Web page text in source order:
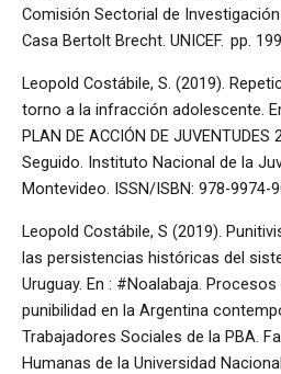
Comisión Sectorial de Investigación
Casa Bertolt Brecht. UNICEF. pp.
Leopold Costábile, S. (2019).
torno a la infracción adolescente.
PLAN DE ACCIÓN DE
Seguido. Instituto Nacional de la
Montevideo. ISSN/ISBN: 978-9974-
Leopold Costábile, S (2019).
las persistencias históricas del
Uruguay. En : #Noalabaja.
punibilidad en la Argentina
Trabajadores Sociales de la PBA.
Humanas de la Universidad